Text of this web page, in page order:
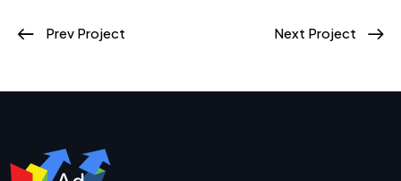
Prev Project Next Project